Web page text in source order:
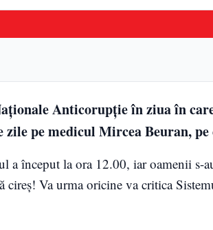
Anticorupţie în ziua în
pe medicul Mircea Beuran,
a început la ora 12.00, iar oamenii s-
Va urma oricine va critica